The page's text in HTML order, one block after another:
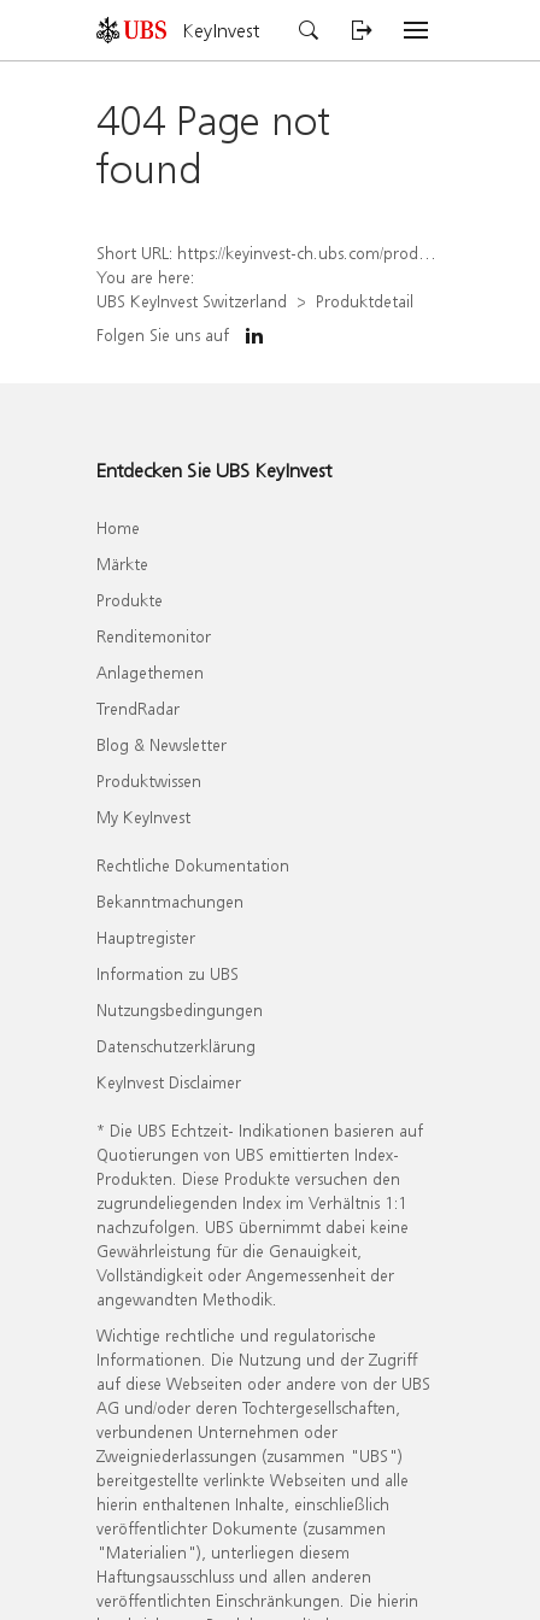
KeyInvest
404 Page not
found
Short URL: https://keyinvest-ch.ubs.com/produkt/detail/index/isin/CH1569449924
You are here:
UBS KeyInvest Switzerland
Produktdetail
Folgen Sie uns auf
Entdecken Sie UBS KeyInvest
Home
Märkte
Produkte
Renditemonitor
Anlagethemen
TrendRadar
Blog & Newsletter
Produktwissen
My KeyInvest
Rechtliche Dokumentation
Bekanntmachungen
Hauptregister
Information zu UBS
Nutzungsbedingungen
Datenschutzerklärung
KeyInvest Disclaimer
* Die UBS Echtzeit- Indikationen basieren auf
Quotierungen von UBS emittierten Index-
Produkten. Diese Produkte versuchen den
zugrundeliegenden Index im Verhältnis 1:1
nachzufolgen. UBS übernimmt dabei keine
Gewährleistung für die Genauigkeit,
Vollständigkeit oder Angemessenheit der
angewandten Methodik.
Wichtige rechtliche und regulatorische
Informationen. Die Nutzung und der Zugriff
auf diese Webseiten oder andere von der UBS
AG und/oder deren Tochtergesellschaften,
verbundenen Unternehmen oder
Zweigniederlassungen (zusammen "UBS")
bereitgestellte verlinkte Webseiten und alle
hierin enthaltenen Inhalte, einschließlich
veröffentlichter Dokumente (zusammen
"Materialien"), unterliegen diesem
Haftungsausschluss und allen anderen
veröffentlichten Einschränkungen. Die hierin